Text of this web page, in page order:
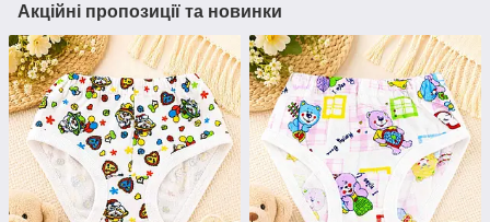
Акційні пропозиції та новинки